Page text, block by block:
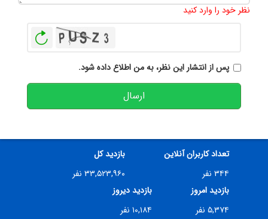
نظر خود را وارد کنید
پس از انتشار این نظر، به من اطلاع داده شود.
ارسال
تعداد کاربران آنلاین
۳۴۴ نفر
بازدید کل
۳۳,۵۲۳,۹۶۰ نفر
بازدید امروز
۵,۳۷۴ نفر
بازدید دیروز
۱۰,۱۸۴ نفر